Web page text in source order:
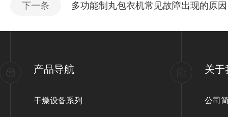
下一条 多功能制丸包衣机常见故障出现的原因
产品导航
干燥设备系列
关于
公司